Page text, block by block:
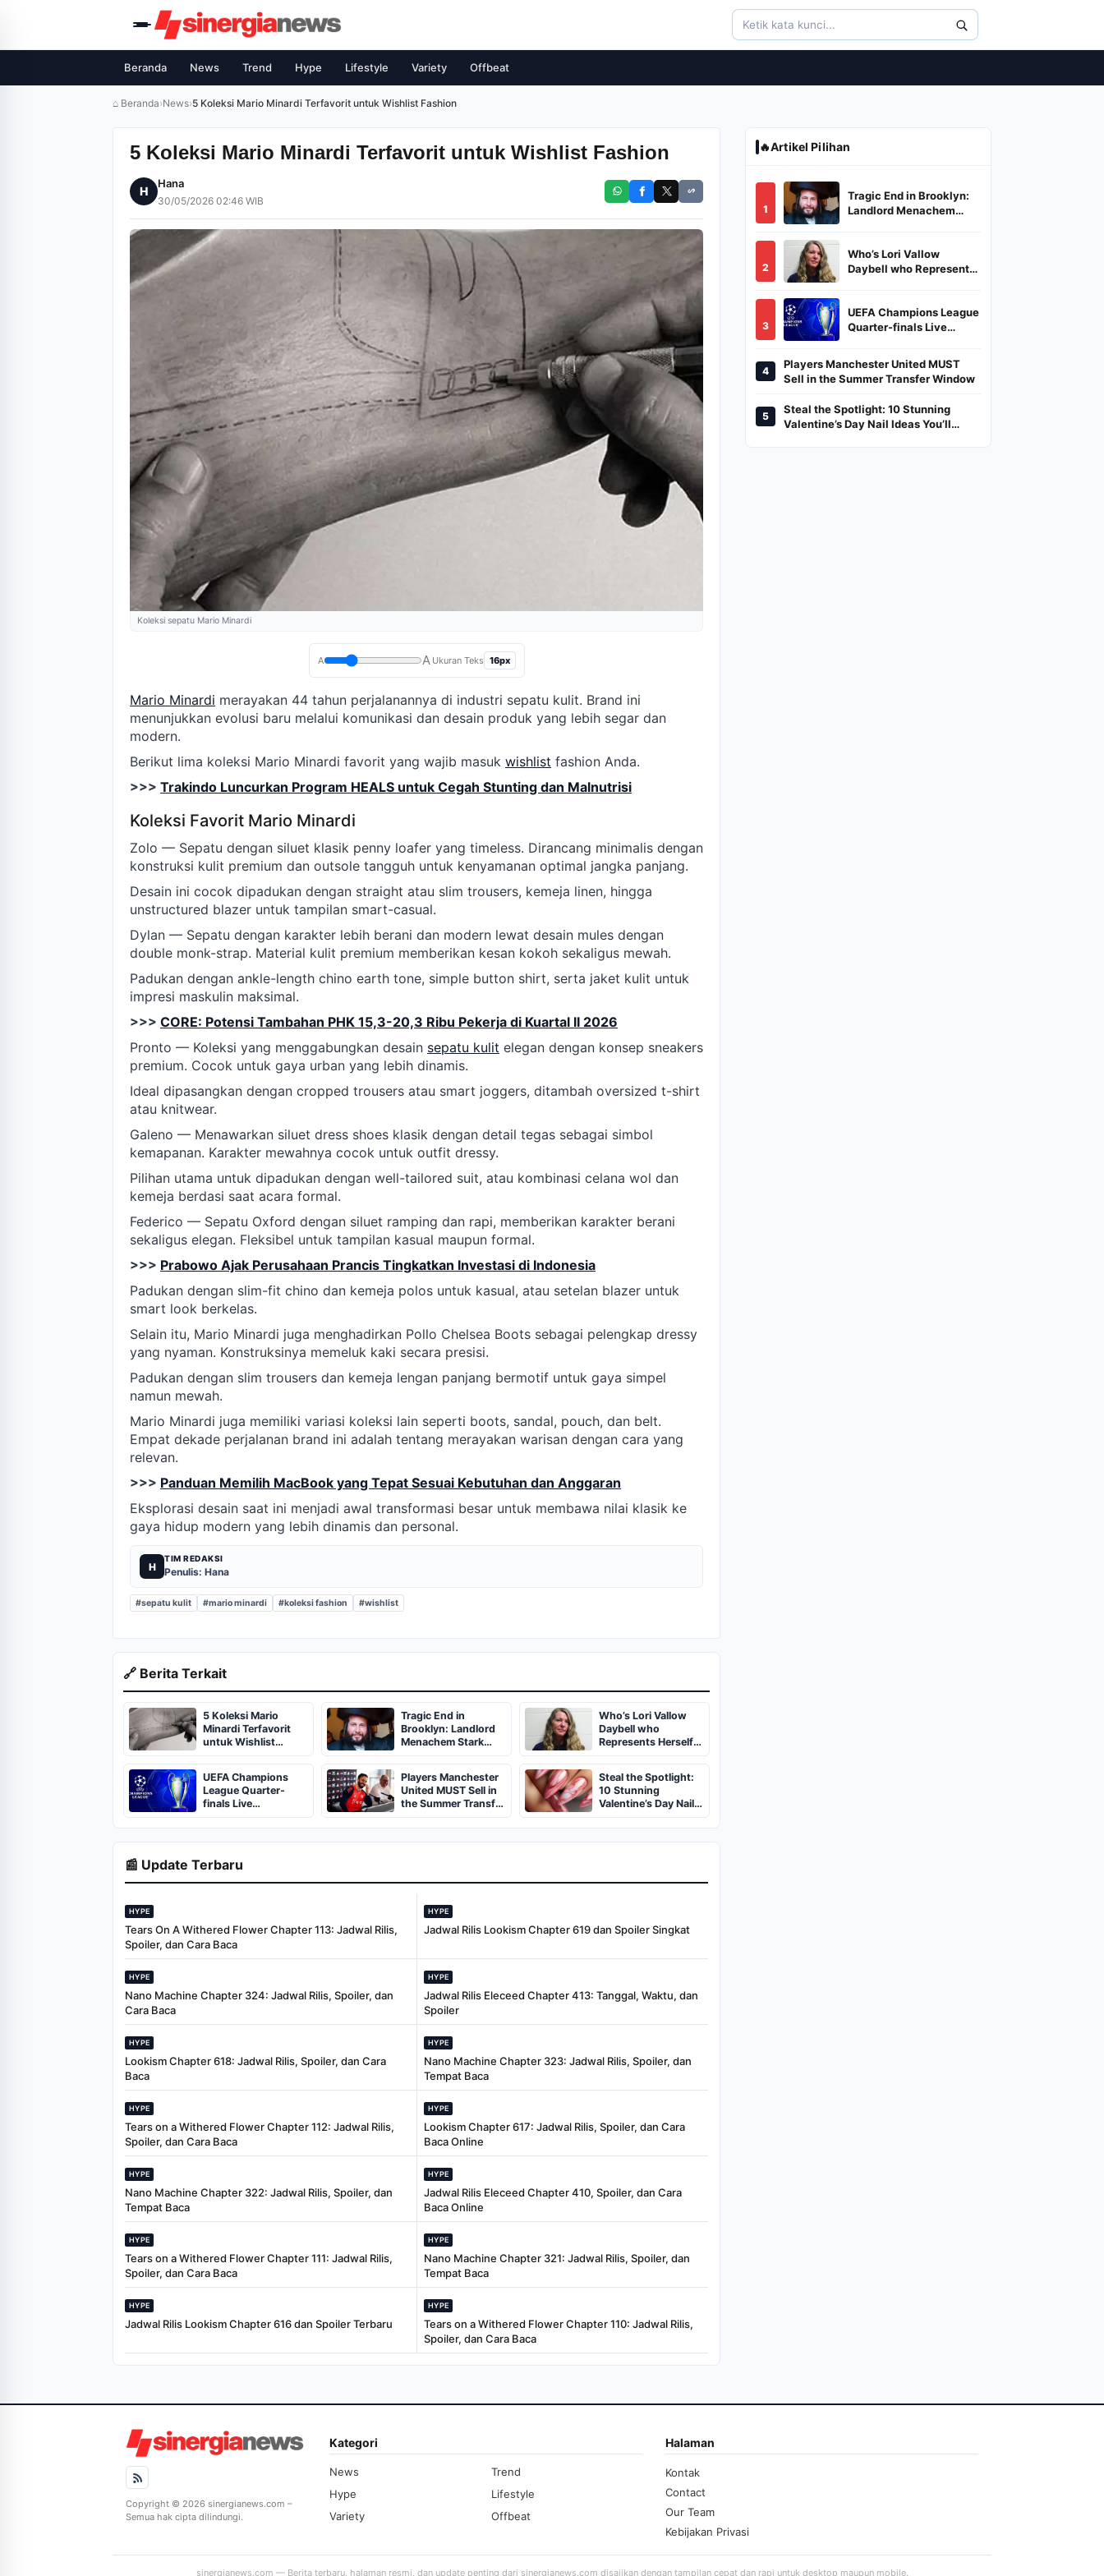
Beranda News Trend Hype Lifestyle Variety Offbeat
⌂ Beranda›News›5 Koleksi Mario Minardi Terfavorit untuk Wishlist Fashion
5 Koleksi Mario Minardi Terfavorit untuk Wishlist Fashion
H
Hana
30/05/2026 02:46 WIB
Koleksi sepatu Mario Minardi
A A Ukuran Teks 16px
Mario Minardi merayakan 44 tahun perjalanannya di industri sepatu kulit. Brand ini
menunjukkan evolusi baru melalui komunikasi dan desain produk yang lebih segar dan
modern.
Berikut lima koleksi Mario Minardi favorit yang wajib masuk wishlist fashion Anda.
>>> Trakindo Luncurkan Program HEALS untuk Cegah Stunting dan Malnutrisi
Koleksi Favorit Mario Minardi
Zolo — Sepatu dengan siluet klasik penny loafer yang timeless. Dirancang minimalis dengan
konstruksi kulit premium dan outsole tangguh untuk kenyamanan optimal jangka panjang.
Desain ini cocok dipadukan dengan straight atau slim trousers, kemeja linen, hingga
unstructured blazer untuk tampilan smart-casual.
Dylan — Sepatu dengan karakter lebih berani dan modern lewat desain mules dengan
double monk-strap. Material kulit premium memberikan kesan kokoh sekaligus mewah.
Padukan dengan ankle-length chino earth tone, simple button shirt, serta jaket kulit untuk
impresi maskulin maksimal.
>>> CORE: Potensi Tambahan PHK 15,3-20,3 Ribu Pekerja di Kuartal II 2026
Pronto — Koleksi yang menggabungkan desain sepatu kulit elegan dengan konsep sneakers
premium. Cocok untuk gaya urban yang lebih dinamis.
Ideal dipasangkan dengan cropped trousers atau smart joggers, ditambah oversized t-shirt
atau knitwear.
Galeno — Menawarkan siluet dress shoes klasik dengan detail tegas sebagai simbol
kemapanan. Karakter mewahnya cocok untuk outfit dressy.
Pilihan utama untuk dipadukan dengan well-tailored suit, atau kombinasi celana wol dan
kemeja berdasi saat acara formal.
Federico — Sepatu Oxford dengan siluet ramping dan rapi, memberikan karakter berani
sekaligus elegan. Fleksibel untuk tampilan kasual maupun formal.
>>> Prabowo Ajak Perusahaan Prancis Tingkatkan Investasi di Indonesia
Padukan dengan slim-fit chino dan kemeja polos untuk kasual, atau setelan blazer untuk
smart look berkelas.
Selain itu, Mario Minardi juga menghadirkan Pollo Chelsea Boots sebagai pelengkap dressy
yang nyaman. Konstruksinya memeluk kaki secara presisi.
Padukan dengan slim trousers dan kemeja lengan panjang bermotif untuk gaya simpel
namun mewah.
Mario Minardi juga memiliki variasi koleksi lain seperti boots, sandal, pouch, dan belt.
Empat dekade perjalanan brand ini adalah tentang merayakan warisan dengan cara yang
relevan.
>>> Panduan Memilih MacBook yang Tepat Sesuai Kebutuhan dan Anggaran
Eksplorasi desain saat ini menjadi awal transformasi besar untuk membawa nilai klasik ke
gaya hidup modern yang lebih dinamis dan personal.
H
TIM REDAKSI
Penulis: Hana
#sepatu kulit #mario minardi #koleksi fashion #wishlist
🔗 Berita Terkait
5 Koleksi Mario
Minardi Terfavorit
untuk Wishlist
Fashion
Tragic End in
Brooklyn: Landlord
Menachem Stark
Abducted,
Suffocated, and Left
Burned in a
Dumpster
Who’s Lori Vallow
Daybell who
Represents Herself
in Fourth Husband's
Murder Trial
UEFA Champions
League Quarter-
finals Live
Streaming: Leg 1
Fixtures, Timings,
When And Where To
Players Manchester
United MUST Sell in
the Summer Transfer
Window
Steal the Spotlight:
10 Stunning
Valentine’s Day Nail
Ideas You’ll Love!
📰 Update Terbaru
HYPE
Tears On A Withered Flower Chapter 113: Jadwal Rilis,
Spoiler, dan Cara Baca
HYPE
Jadwal Rilis Lookism Chapter 619 dan Spoiler Singkat
HYPE
Nano Machine Chapter 324: Jadwal Rilis, Spoiler, dan
Cara Baca
HYPE
Jadwal Rilis Eleceed Chapter 413: Tanggal, Waktu, dan
Spoiler
HYPE
Lookism Chapter 618: Jadwal Rilis, Spoiler, dan Cara
Baca
HYPE
Nano Machine Chapter 323: Jadwal Rilis, Spoiler, dan
Tempat Baca
HYPE
Tears on a Withered Flower Chapter 112: Jadwal Rilis,
Spoiler, dan Cara Baca
HYPE
Lookism Chapter 617: Jadwal Rilis, Spoiler, dan Cara
Baca Online
HYPE
Nano Machine Chapter 322: Jadwal Rilis, Spoiler, dan
Tempat Baca
HYPE
Jadwal Rilis Eleceed Chapter 410, Spoiler, dan Cara
Baca Online
HYPE
Tears on a Withered Flower Chapter 111: Jadwal Rilis,
Spoiler, dan Cara Baca
HYPE
Nano Machine Chapter 321: Jadwal Rilis, Spoiler, dan
Tempat Baca
HYPE
Jadwal Rilis Lookism Chapter 616 dan Spoiler Terbaru
HYPE
Tears on a Withered Flower Chapter 110: Jadwal Rilis,
Spoiler, dan Cara Baca
🔥Artikel Pilihan
1
Tragic End in Brooklyn:
Landlord Menachem
Burned in a Dumpster
2
Who’s Lori Vallow
Daybell who Represents
3
UEFA Champions League
Quarter-finals Live
And Where To Watch
4
Players Manchester United MUST
Sell in the Summer Transfer Window
5
Steal the Spotlight: 10 Stunning
Valentine’s Day Nail Ideas You’ll
Copyright © 2026 sinergianews.com –
Semua hak cipta dilindungi.
Kategori
News
Trend
Hype
Lifestyle
Variety
Offbeat
Halaman
Kontak
Contact
Our Team
Kebijakan Privasi
sinergianews.com — Berita terbaru, halaman resmi, dan update penting dari sinergianews.com disajikan dengan tampilan cepat dan rapi untuk desktop maupun mobile.